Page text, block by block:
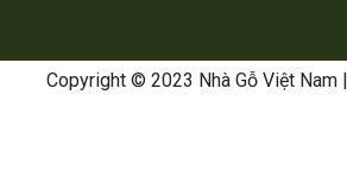
Copyright © 2023 Nhà Gỗ Việt Nam|